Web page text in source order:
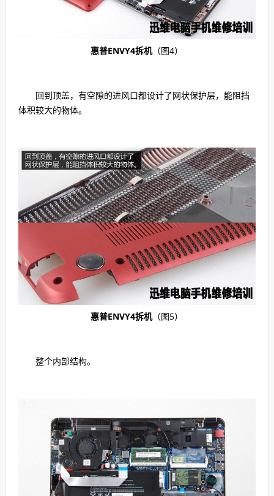
惠普ENVY4拆机（图4）
回到顶盖，有空隙的进风口都设计了网状保护层，能阻挡
体积较大的物体。
惠普ENVY4拆机（图5）
整个内部结构。